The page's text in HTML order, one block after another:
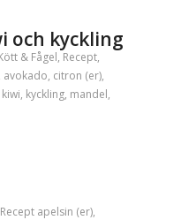
och kyckling
& Fågel, Recept,
avokado, citron (er),
kiwi, kyckling, mandel,
Recept apelsin (er),